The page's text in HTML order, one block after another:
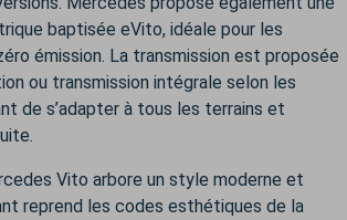
baptisée eVito, idéale pour les
émission. La transmission est proposée
ou transmission intégrale selon les
de s’adapter à tous les terrains et
Vito arbore un style moderne et
reprend les codes esthétiques de la